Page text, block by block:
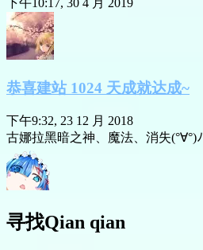
恭喜建站 1024 天成就达成~
下午9:32, 23 12 月 2018
古娜拉黑暗之神、魔法、消失(°∀°)ﾉ
寻找Qian qian